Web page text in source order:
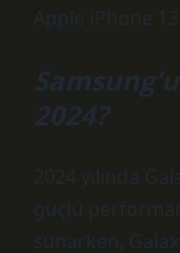
Apple iPhone
2024?
2024 yılında
güçlü
sunarken,